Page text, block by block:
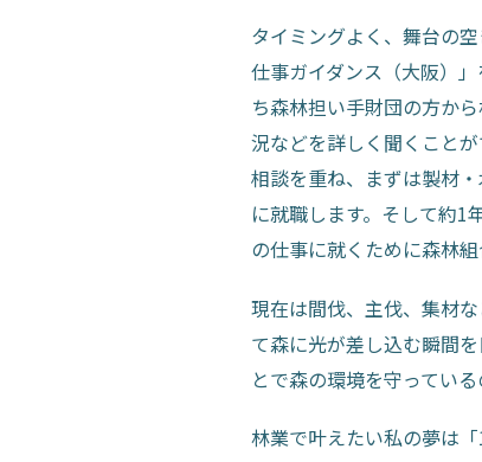
タイミングよく、舞台の
仕事ガイダンス（大阪）
ち森林担い手財団の方か
況などを詳しく聞くこと
相談を重ね、まずは製材
に就職します。そして約1
の仕事に就くために森林組
現在は間伐、主伐、集材
て森に光が差し込む瞬間
とで森の環境を守っている
林業で叶えたい私の夢は